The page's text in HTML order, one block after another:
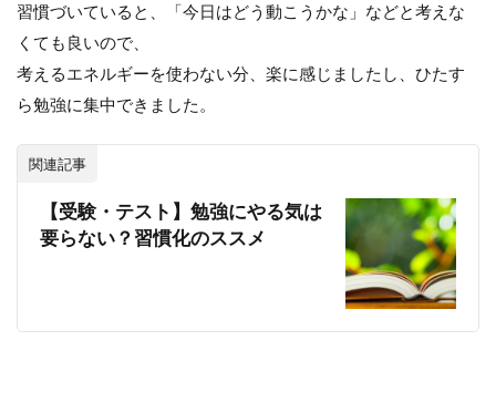
習慣づいていると、「今日はどう動こうかな」などと考えな
くても良いので、
考えるエネルギーを使わない分、楽に感じましたし、ひたす
ら勉強に集中できました。
関連記事
【受験・テスト】勉強にやる気は
要らない？習慣化のススメ